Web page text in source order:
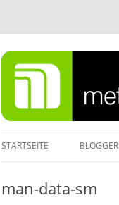
Zum
Inhalt
springen
STARTSEITE BLOGGER
man-data-sm